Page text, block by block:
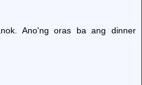
Ano'ng oras ba ang dinner